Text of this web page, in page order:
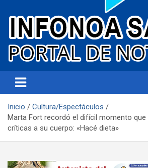
Infonoa Salta
Inicio
Cultura/Espectáculos
Marta Fort recordó el difícil momento
críticas a su cuerpo: «Hacé dieta»